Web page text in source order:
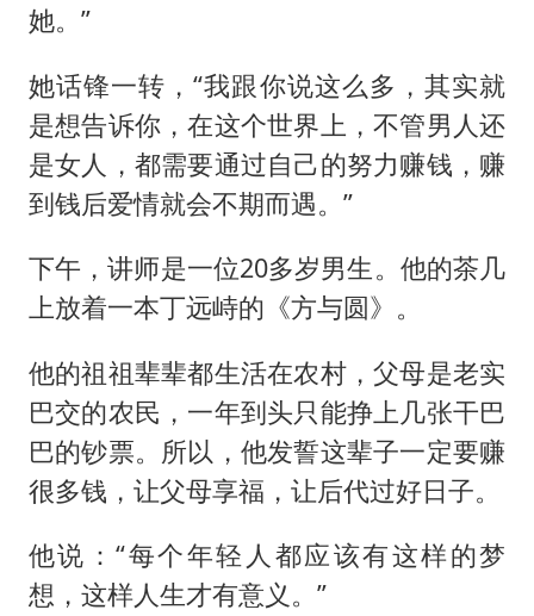
她。”
她话锋一转，“我跟你说这么多，其实就
是想告诉你，在这个世界上，不管男人还
是女人，都需要通过自己的努力赚钱，赚
到钱后爱情就会不期而遇。”
下午，讲师是一位20多岁男生。他的茶几
上放着一本丁远峙的《方与圆》。
他的祖祖辈辈都生活在农村，父母是老实
巴交的农民，一年到头只能挣上几张干巴
巴的钞票。所以，他发誓这辈子一定要赚
很多钱，让父母享福，让后代过好日子。
他说：“每个年轻人都应该有这样的梦
想，这样人生才有意义。”